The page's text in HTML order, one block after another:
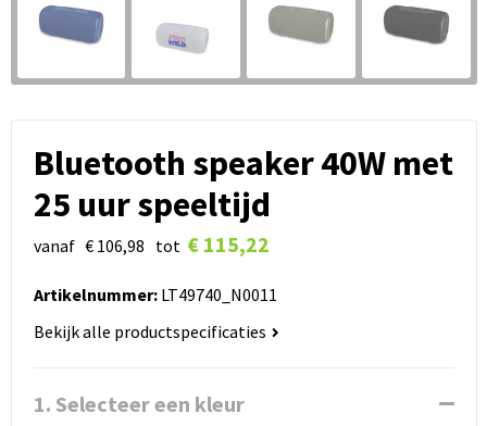
Bluetooth speaker 40W met
25 uur speeltijd
vanaf € 106,98 tot € 115,22
Artikelnummer:LT49740_N0011
Bekijk alle productspecificaties
1. Selecteer een kleur